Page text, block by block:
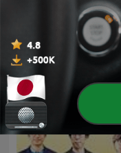
今日の米国株速報